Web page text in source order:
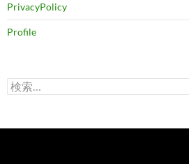
PrivacyPolicy
Profile
検
索: